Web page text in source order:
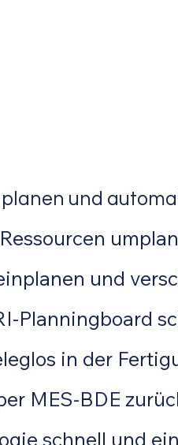
und
und
Planningboard
in der
MES-BDE
schnell und